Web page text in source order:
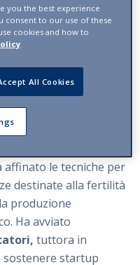
“vedere oltre”, di
più nobile del
più efficienti e offrire
Ha preso ispirazione
degli impacchi) per
di maggiore
affinato le tecniche per
destinate alla fertilità
produzione
Ha avviato
tuttora in
sostenere startup
you the best experience
consent to our use of these
cookies and how to
All Cookies